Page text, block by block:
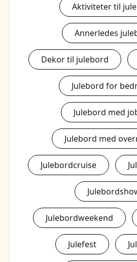
Aktiviteter til
Annerledes
Dekor til julebord
Julebord for
Julebord med
Julebord med
Julebordcruise
Julebordweekend
Julefest